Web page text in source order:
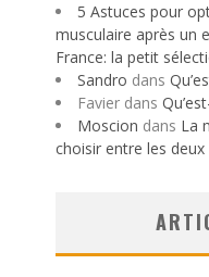
5 Astuces pour
musculaire après un
France: la petit
Sandro dans
Favier dans
Moscion dans La
choisir entre les deux